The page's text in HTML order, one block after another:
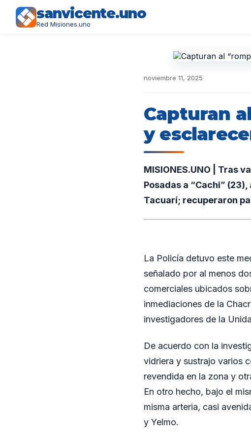
sanvicente.uno
Red Misiones.uno
noviembre 11, 2025
Capturan
y
MISIONES.UNO | Tras
Posadas a “Cachi”
Tacuarí; recuperaron
La Policía detuvo este
señalado por al menos
comerciales ubicados
inmediaciones de la
investigadores de la
De acuerdo con la
vidriera y sustrajo varios
revendida en la zona y
En otro hecho, bajo el
misma arteria, casi
y Yelmo.